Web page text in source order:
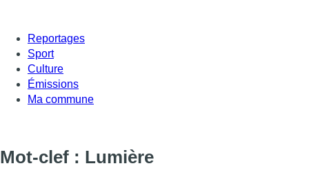
Reportages
Sport
Culture
Émissions
Ma commune
Mot-clef : Lumière